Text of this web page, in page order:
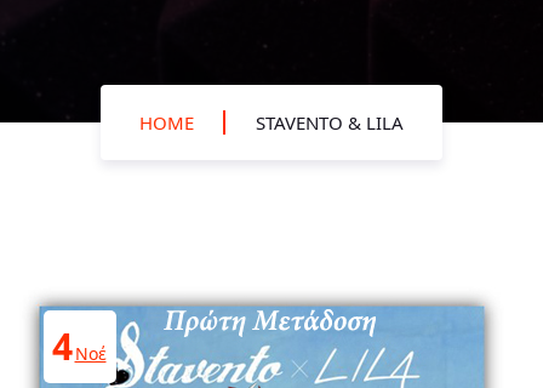
HOME STAVENTO & LILA
4Νοέ